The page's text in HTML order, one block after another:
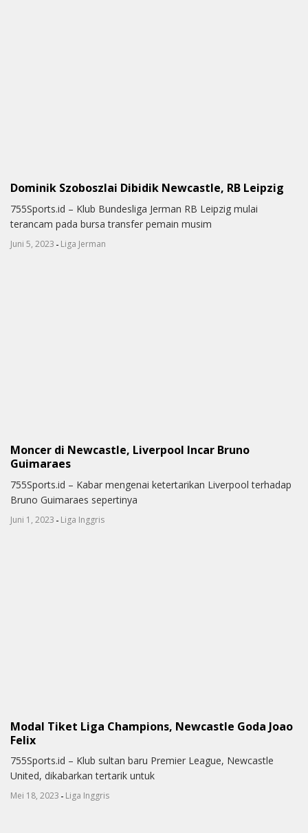
Dominik Szoboszlai Dibidik Newcastle, RB Leipzig
755Sports.id – Klub Bundesliga Jerman RB Leipzig mulai
terancam pada bursa transfer pemain musim
Juni 5, 2023 - Liga Jerman
Moncer di Newcastle, Liverpool Incar Bruno
Guimaraes
755Sports.id – Kabar mengenai ketertarikan Liverpool terhadap
Bruno Guimaraes sepertinya
Juni 1, 2023 - Liga Inggris
Modal Tiket Liga Champions, Newcastle Goda Joao
Felix
755Sports.id – Klub sultan baru Premier League, Newcastle
United, dikabarkan tertarik untuk
Mei 18, 2023 - Liga Inggris